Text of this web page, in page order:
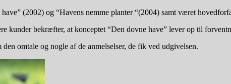
(2002) og “Havens nemme planter “(2004) samt været
kunder bekræfter, at konceptet “Den dovne have” lever op til
omtale og nogle af de anmelselser, de fik ved udgivelsen.